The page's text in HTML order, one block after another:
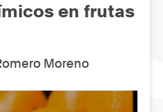
en frutas
Moreno